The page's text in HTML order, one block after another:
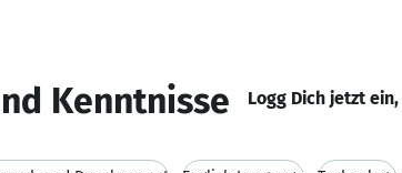
Kenntnisse Logg Dich jetzt